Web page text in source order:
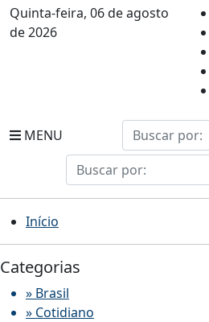
Quinta-feira, 06 de agosto
de 2026
MENU
Início
Categorias
» Brasil
» Cotidiano